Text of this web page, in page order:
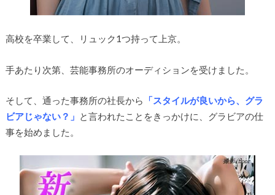
高校を卒業して、リュック1つ持って上京。
手あたり次第、芸能事務所のオーディションを受けました。
そして、通った事務所の社長から
「スタイルが良いから、グラ
ビアじゃない？」 と言われたことをきっかけに、グラビアの仕
事を始めました。